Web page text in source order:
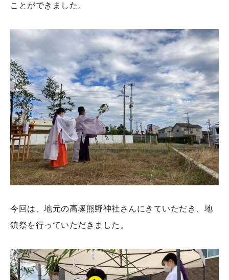
ことができました。
今回は、地元の高塚熊野神社さんにきていただき、地
鎮祭を行っていただきました。